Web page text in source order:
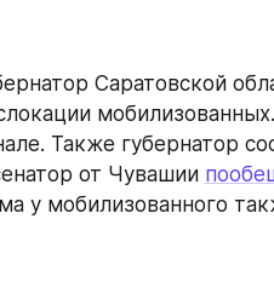
Саратовской
Также губернатор
от Чувашии
у мобилизованного